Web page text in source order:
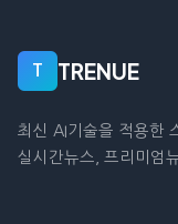
T TRENUE
최신 AI기술을 적용한
실시간뉴스, 프리미엄